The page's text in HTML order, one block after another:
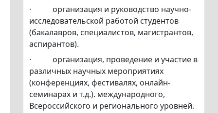
· организация и руководство научно-
исследовательской работой студентов
(бакалавров, специалистов, магистрантов,
аспирантов).
· организация, проведение и участие в
различных научных мероприятиях
(конференциях, фестивалях, онлайн-
семинарах и т.д.). международного,
Всероссийского и регионального уровней.